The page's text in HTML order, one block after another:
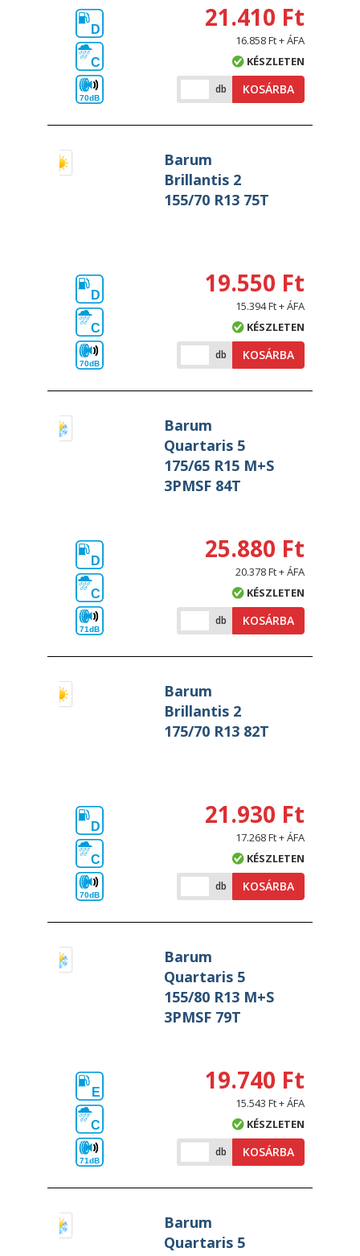
D
C
70dB
21.410 Ft
16.858 Ft + ÁFA
KÉSZLETEN
db KOSÁRBA
Barum
Brillantis 2
155/70 R13 75T
D
C
70dB
19.550 Ft
15.394 Ft + ÁFA
KÉSZLETEN
db KOSÁRBA
Barum
Quartaris 5
175/65 R15 M+S
3PMSF 84T
D
C
71dB
25.880 Ft
20.378 Ft + ÁFA
KÉSZLETEN
db KOSÁRBA
Barum
Brillantis 2
175/70 R13 82T
D
C
70dB
21.930 Ft
17.268 Ft + ÁFA
KÉSZLETEN
db KOSÁRBA
Barum
Quartaris 5
155/80 R13 M+S
3PMSF 79T
E
C
71dB
19.740 Ft
15.543 Ft + ÁFA
KÉSZLETEN
db KOSÁRBA
Barum
Quartaris 5